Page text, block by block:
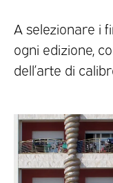
A selezionare i
ogni edizione,
dell’arte di